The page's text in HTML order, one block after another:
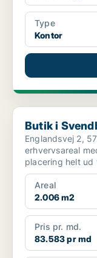
Type
Kontor
Butik i Svendborg
Butik i
Englandsvej 2,
erhvervsareal med
placering helt ud
Ørbækvej får du
Areal
2.006 m2
Pris pr. md.
83.583 pr md